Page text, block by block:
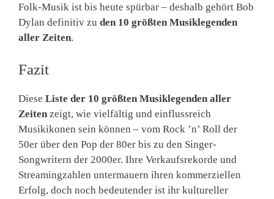
Folk-Musik ist bis heute spürbar – deshalb gehört Bob
Dylan definitiv zu den 10 größten Musiklegenden
aller Zeiten.
Fazit
Diese Liste der 10 größten Musiklegenden aller
Zeiten zeigt, wie vielfältig und einflussreich
Musikikonen sein können – vom Rock ’n’ Roll der
50er über den Pop der 80er bis zu den Singer-
Songwritern der 2000er. Ihre Verkaufsrekorde und
Streamingzahlen untermauern ihren kommerziellen
Erfolg, doch noch bedeutender ist ihr kultureller